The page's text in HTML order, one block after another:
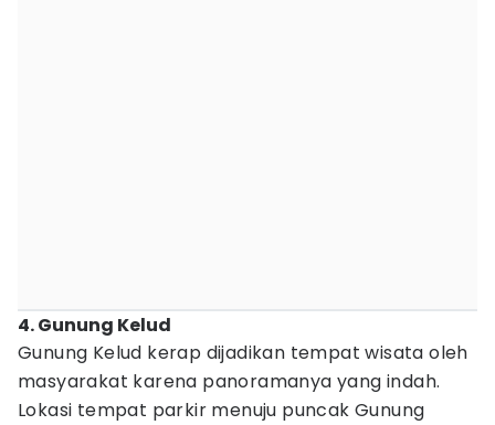
4. Gunung Kelud
Gunung Kelud kerap dijadikan tempat wisata oleh
masyarakat karena panoramanya yang indah.
Lokasi tempat parkir menuju puncak Gunung